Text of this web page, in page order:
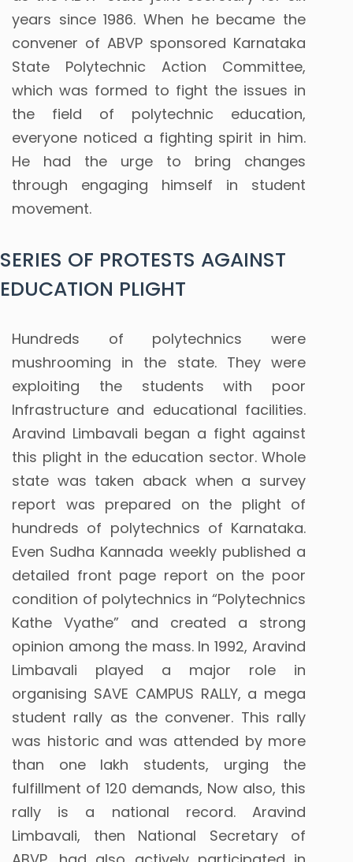
years since 1986.When he became the
convener of ABVP sponsored Karnataka
State Polytechnic Action Committee,
which was formed to fight the issues in
the field of polytechnic education,
everyone noticed a fighting spirit in him.
He had the urge to bring changes
through engaging himself in student
movement.
SERIES OF PROTESTS AGAINST
EDUCATION PLIGHT
Hundreds of polytechnics were
mushrooming in the state. They were
exploiting the students with poor
Infrastructure and educational facilities.
Aravind Limbavali began a fight against
this plight in the education sector. Whole
state was taken aback when a survey
report was prepared on the plight of
hundreds of polytechnics of Karnataka.
Even Sudha Kannada weekly published a
detailed front page report on the poor
condition of polytechnics in “Polytechnics
Kathe Vyathe” and created a strong
opinion among the mass. In 1992, Aravind
Limbavali played a major role in
organising SAVE CAMPUS RALLY, a mega
student rally as the convener. This rally
was historic and was attended by more
than one lakh students, urging the
fulfillment of 120 demands, Now also, this
rally is a national record. Aravind
Limbavali, then National Secretary of